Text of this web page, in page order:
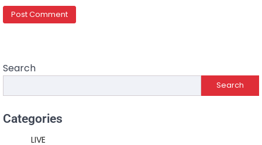
Search
Search
Categories
LIVE